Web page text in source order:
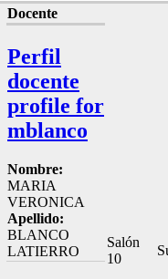
Docente
Perfil
docente
profile for
mblanco
Nombre:
MARIA
VERONICA
Apellido:
BLANCO
LATIERRO
Salón
10